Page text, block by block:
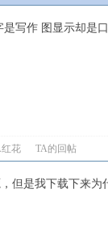
写作 图显示却是
花 TA的回帖
但是我下载下来为